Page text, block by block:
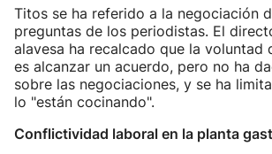
Titos se ha referido a la negociación
preguntas de los periodistas. El
alavesa ha recalcado que la voluntad
es alcanzar un acuerdo, pero no ha
sobre las negociaciones, y se ha
lo "están cocinando".
Conflictividad laboral en la planta